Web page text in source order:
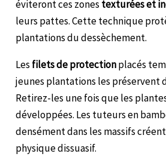
éviteront ces zones texturées et
leurs pattes. Cette technique
plantations du dessèchement.
Les filets de protectionplacés
jeunes plantations les préservent
Retirez-les une fois que les
développées. Les tuteurs en
densément dans les massifs
physique dissuasif.